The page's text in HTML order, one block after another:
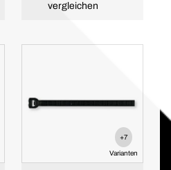
vergleichen
+7
Varianten